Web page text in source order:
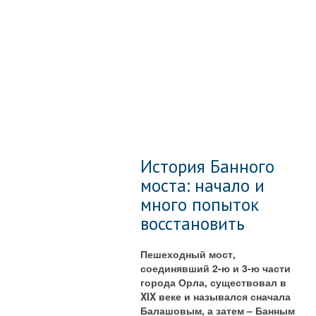
История Банного
моста: начало и
много попыток
восстановить
Пешеходный мост,
соединявший 2-ю и 3-ю части
города Орла, существовал в
XIX веке и назывался сначала
Балашовым, а затем – Банным